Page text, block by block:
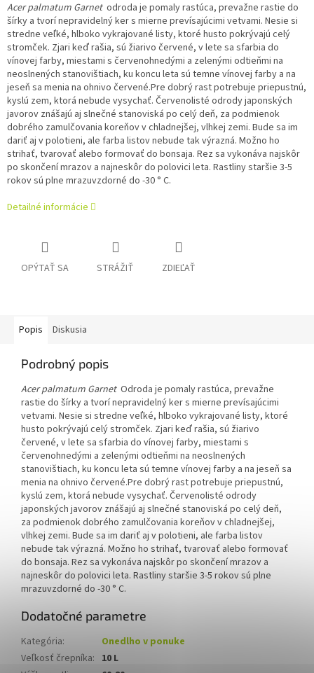
Acer palmatum Garnetodroda je pomaly rastúca, prevažne rastie do
šírky a tvorí nepravidelný ker s mierne prevísajúcimi vetvami. Nesie si
stredne veľké, hlboko vykrajované listy, ktoré husto pokrývajú celý
stromček. Zjari keď rašia, sú žiarivo červené, v lete sa sfarbia do
vínovej farby, miestami s červenohnedými a zelenými odtieňmi na
neoslnených stanovištiach, ku koncu leta sú temne vínovej farby a na
jeseň sa menia na ohnivo červené.Pre dobrý rast potrebuje priepustnú,
kyslú zem, ktorá nebude vysychať. Červenolisté odrody japonských
javorov znášajú aj slnečné stanoviská po celý deň, za podmienok
dobrého zamulčovania koreňov v chladnejšej, vlhkej zemi. Bude sa im
dariť aj v polotieni, ale farba listov nebude tak výrazná. Možno ho
strihať, tvarovať alebo formovať do bonsaja. Rez sa vykonáva najskôr
po skončení mrazov a najneskôr do polovici leta. Rastliny staršie 3-5
rokov sú plne mrazuvzdorné do -30 ° C.
Detailné informácie
OPÝTAŤ SA STRÁŽIŤ ZDIEĽAŤ
Popis Diskusia
Podrobný popis
Acer palmatum Garnet Odroda je pomaly rastúca, prevažne
rastie do šírky a tvorí nepravidelný ker s mierne prevísajúcimi
vetvami. Nesie si stredne veľké, hlboko vykrajované listy, ktoré
husto pokrývajú celý stromček. Zjari keď rašia, sú žiarivo
červené, v lete sa sfarbia do vínovej farby, miestami s
červenohnedými a zelenými odtieňmi na neoslnených
stanovištiach, ku koncu leta sú temne vínovej farby a na jeseň sa
menia na ohnivo červené.Pre dobrý rast potrebuje priepustnú,
kyslú zem, ktorá nebude vysychať. Červenolisté odrody
japonských javorov znášajú aj slnečné stanoviská po celý deň,
za podmienok dobrého zamulčovania koreňov v chladnejšej,
vlhkej zemi. Bude sa im dariť aj v polotieni, ale farba listov
nebude tak výrazná. Možno ho strihať, tvarovať alebo formovať
do bonsaja. Rez sa vykonáva najskôr po skončení mrazov a
najneskôr do polovici leta. Rastliny staršie 3-5 rokov sú plne
mrazuvzdorné do -30 ° C.
Dodatočné parametre
Kategória:
Onedlho v ponuke
Veľkosť črepníka: 10 L